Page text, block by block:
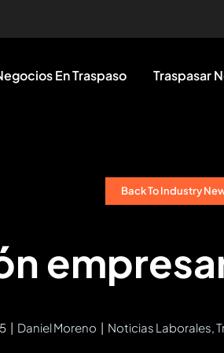
En Traspaso Traspasar
Back To Industry
| Daniel Moreno | Noticias Laborales,